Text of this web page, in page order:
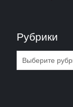
Рубрики
Рубрики